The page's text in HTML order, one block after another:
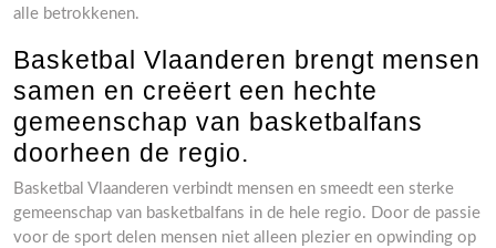
alle betrokkenen.
Basketbal Vlaanderen brengt mensen
samen en creëert een hechte
gemeenschap van basketbalfans
doorheen de regio.
Basketbal Vlaanderen verbindt mensen en smeedt een sterke
gemeenschap van basketbalfans in de hele regio. Door de passie
voor de sport delen mensen niet alleen plezier en opwinding op